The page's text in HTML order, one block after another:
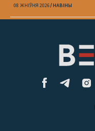
08 ЖНІЎНЯ 2026 НАВІНЫ